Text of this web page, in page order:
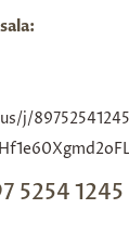
j/8975
5254 1245